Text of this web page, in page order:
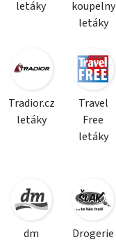
letáky
koupelny
letáky
Tradior.cz
letáky
Travel
Free
letáky
dm
Drogerie